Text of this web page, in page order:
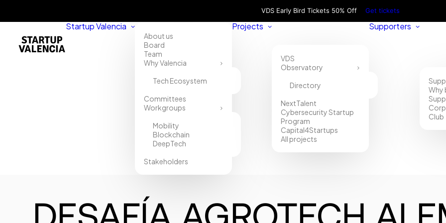
VDS Early Bird Tickets 50% Off Get tickets
Startup Valencia
About us
Board
Team
Why Valencia
Tech Ecosystem
Committees
Workgroups
Mobility
Blockchain
DeepTech
Stakeholders
Projects
VDS
Observatory
Directory
NextTalent
Cybersecurity Startup
Program
Capital4Startups
All projects
Supporters
Why
Club